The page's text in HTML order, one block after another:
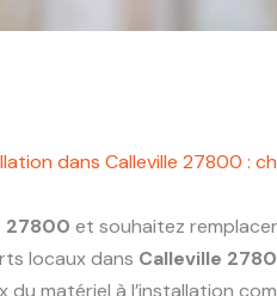
dans Calleville 27800 :
27800 et souhaitez
locaux dans Calleville
matériel à l’installation